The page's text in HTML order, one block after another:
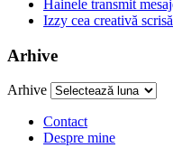
Hainele transmit
Izzy cea creativă
Arhive
Arhive
Contact
Despre mine